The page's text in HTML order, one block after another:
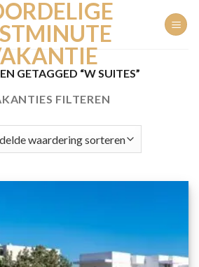
GETAGGED “W SUITES”
FILTEREN